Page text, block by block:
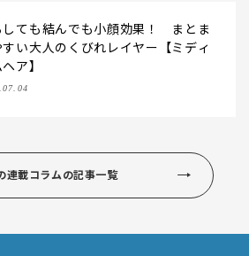
しても結んでも小顔効果！ まとま
すい大人のくびれレイヤー【ミディ
ア】
連載コラムの記事一覧